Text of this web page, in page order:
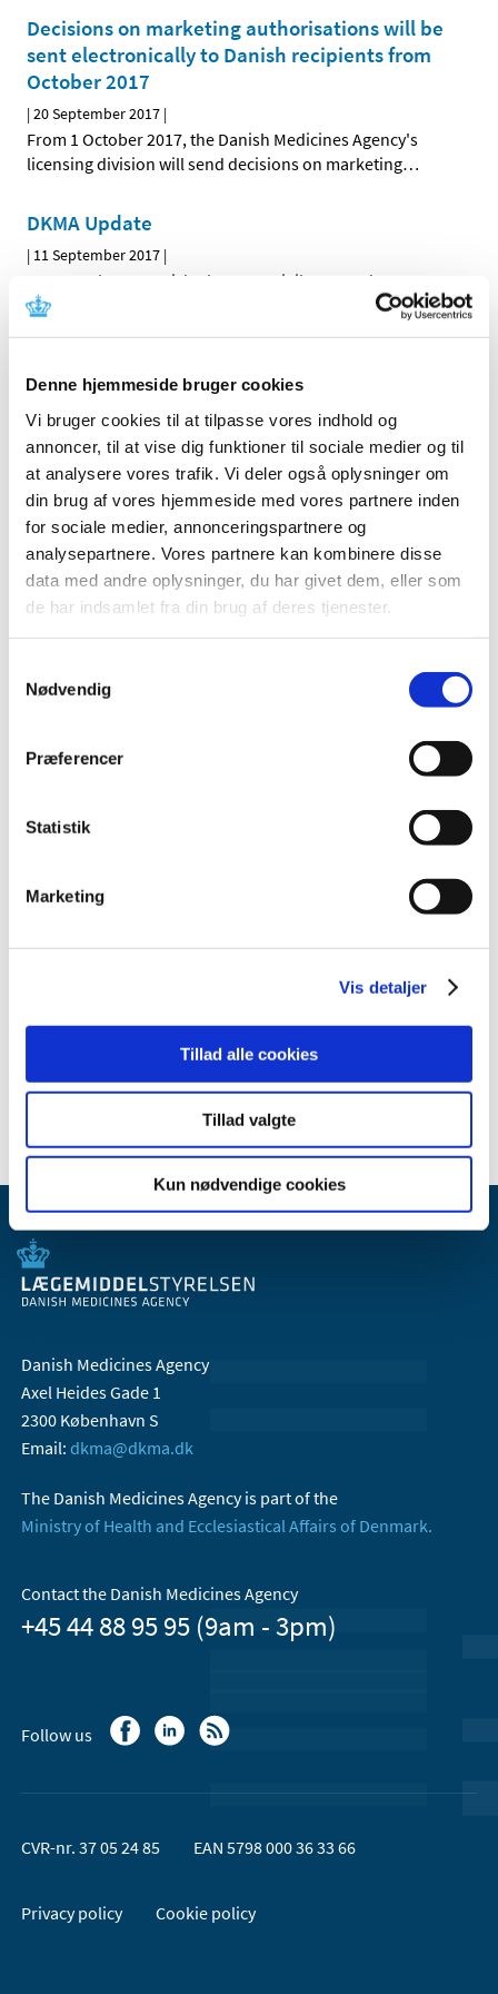
Denne hjemmeside bruger cookies
Vi bruger cookies til at tilpasse vores indhold og
annoncer, til at vise dig funktioner til sociale medier og til
at analysere vores trafik. Vi deler også oplysninger om
din brug af vores hjemmeside med vores partnere inden
for sociale medier, annonceringspartnere og
analysepartnere. Vores partnere kan kombinere disse
data med andre oplysninger, du har givet dem, eller som
de har indsamlet fra din brug af deres tjenester.
Nødvendig
Præferencer
Statistik
Marketing
Vis detaljer
Tillad alle cookies
Tillad valgte
Kun nødvendige cookies
Decisions on marketing authorisations will be
sent electronically to Danish recipients from
October 2017
|20 September 2017 |
From 1 October 2017, the Danish Medicines Agency's
licensing division will send decisions on marketing…
DKMA Update
| 11 September 2017 |
Our newsletter Danish Pharmacovigilance Update
changes name to DKMA Update and will from now on…
All items (168)
TIME
2026 (8)
2025 (12)
2024 (14)
2023 (12)
2022 (13)
2021 (12)
2020 (13)
2018 (17)
November (2)
September (3)
June (3)
January (2)
2013 (3)
Danish Medicines Agency
Axel Heides Gade 1
2300 København S
Email: dkma@dkma.dk
The Danish Medicines Agency is part of the
Ministry of Health and Ecclesiastical Affairs of Denmark.
Contact the Danish Medicines Agency
+45 44 88 95 95 (9am - 3pm)
Follow us
CVR-nr. 37 05 24 85 EAN 5798 000 36 33 66
Privacy policy Cookie policy